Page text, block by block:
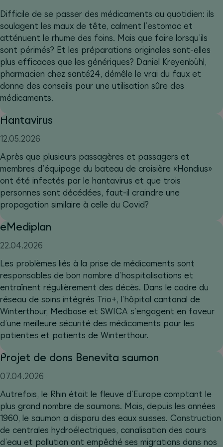
Difficile de se passer des médicaments au quotidien: ils
soulagent les maux de tête, calment l’estomac et
atténuent le rhume des foins. Mais que faire lorsqu’ils
sont périmés? Et les préparations originales sont-elles
plus efficaces que les génériques? Daniel Kreyenbühl,
pharmacien chez santé24, démêle le vrai du faux et
donne des conseils pour une utilisation sûre des
médicaments.
Hantavirus
12.05.2026
Après que plusieurs passagères et passagers et
membres d’équipage du bateau de croisière «Hondius»
ont été infectés par le hantavirus et que trois
personnes sont décédées, faut-il craindre une
propagation similaire à celle du Covid?
eMediplan
22.04.2026
Les problèmes liés à la prise de médicaments sont
responsables de bon nombre d’hospitalisations et
entraînent régulièrement des décès. Dans le cadre du
réseau de soins intégrés Trio+, l’hôpital cantonal de
Winterthour, Medbase et SWICA s’engagent en faveur
d’une meilleure sécurité des médicaments pour les
patientes et patients de Winterthour.
Projet de dons Benevita saumon
07.04.2026
Autrefois, le Rhin était le fleuve d’Europe comptant le
plus grand nombre de saumons. Mais, depuis les années
1960, le saumon a disparu des eaux suisses. Construction
de centrales hydroélectriques, canalisation des cours
d’eau et pollution ont empêché ses migrations dans nos